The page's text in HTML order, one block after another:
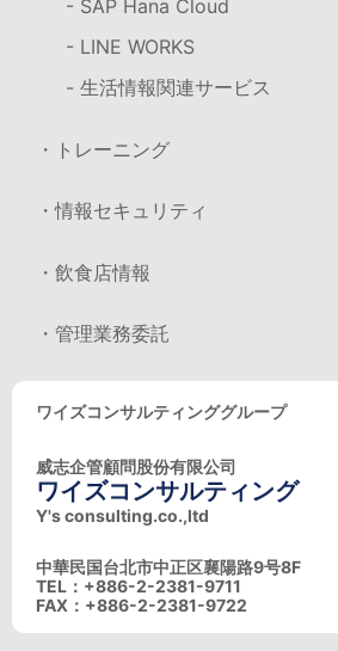
- SAP Hana Cloud
- LINE WORKS
- 生活情報関連サービス
・トレーニング
・情報セキュリティ
・飲食店情報
・管理業務委託
ワイズコンサルティンググループ
威志企管顧問股份有限公司
ワイズコンサルティング
Y's consulting.co.,ltd
中華民国台北市中正区襄陽路9号8F
TEL：+886-2-2381-9711
FAX：+886-2-2381-9722